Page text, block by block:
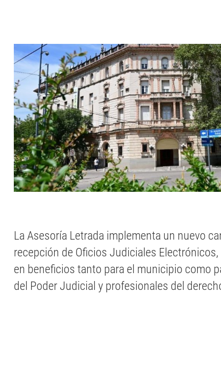
La Asesoría Letrada implementa un nuevo
recepción de Oficios Judiciales
en beneficios tanto para el municipio como
del Poder Judicial y profesionales del